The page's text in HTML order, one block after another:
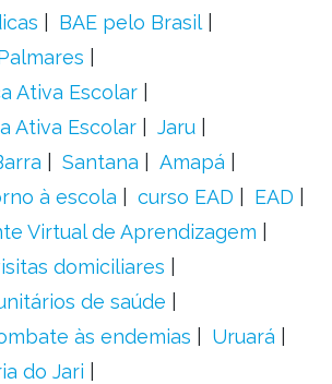
BAE pelo Brasil
Ativa Escolar
Ativa Escolar
Jaru
Santana
Amapá
à escola curso EAD
EAD
Virtual de Aprendizagem
domiciliares
de saúde
às endemias
Uruará
do Jari